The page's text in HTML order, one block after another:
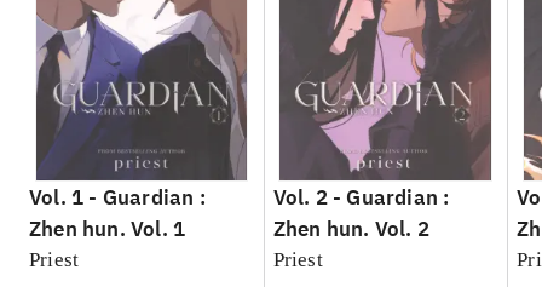
Vol. 1 - Guardian :
Zhen hun. Vol. 1
Priest
Vol. 2 - Guardian :
Zhen hun. Vol. 2
Priest